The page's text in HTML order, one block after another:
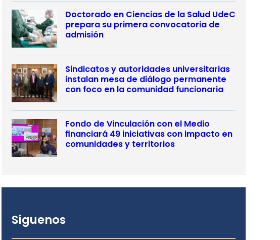
Doctorado en Ciencias de la Salud UdeC
prepara su primera convocatoria de
admisión
Sindicatos y autoridades universitarias
instalan mesa de diálogo permanente
con foco en la comunidad funcionaria
Fondo de Vinculación con el Medio
financiará 49 iniciativas con impacto en
comunidades y territorios
Síguenos